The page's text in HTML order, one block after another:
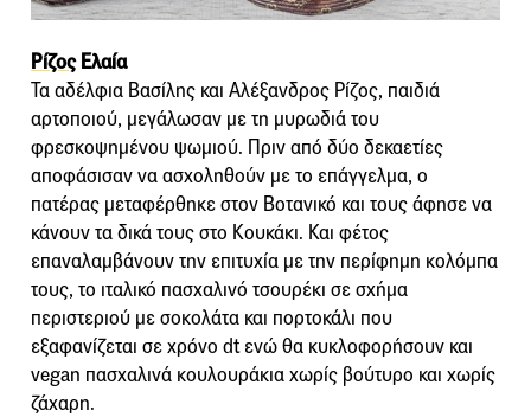
Ρίζος Ελαία
Τα αδέλφια Βασίλης και Αλέξανδρος Ρίζος, παιδιά
αρτοποιού, μεγάλωσαν με τη μυρωδιά του
φρεσκοψημένου ψωμιού. Πριν από δύο δεκαετίες
αποφάσισαν να ασχοληθούν με το επάγγελμα, ο
πατέρας μεταφέρθηκε στον Βοτανικό και τους άφησε να
κάνουν τα δικά τους στο Κουκάκι. Και φέτος
επαναλαμβάνουν την επιτυχία με την περίφημη κολόμπα
τους, το ιταλικό πασχαλινό τσουρέκι σε σχήμα
περιστεριού με σοκολάτα και πορτοκάλι που
εξαφανίζεται σε χρόνο dt ενώ θα κυκλοφορήσουν και
vegan πασχαλινά κουλουράκια χωρίς βούτυρο και χωρίς
ζάχαρη.